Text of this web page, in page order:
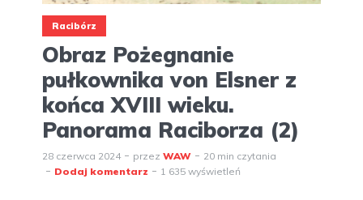
Racibórz
Obraz Pożegnanie
pułkownika von Elsner z
końca XVIII wieku.
Panorama Raciborza (2)
28 czerwca 2024 przez WAW
20 min czytania
Dodaj komentarz
1 635 wyświetleń